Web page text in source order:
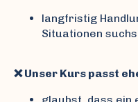
langfristig
Situationen
❌ Unser Kurs passt